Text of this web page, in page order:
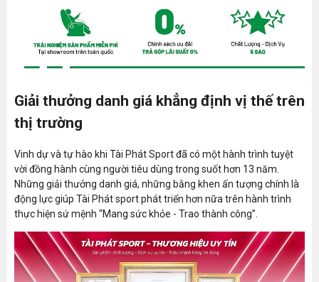
Sách hướng dẫn sử
Bản mềm
Thương hiệu Fujikashi
Xuất xứ China
Giải thưởng danh giá khẳng định vị thế trên
thị trường
Vinh dự và tự hào khi Tài Phát Sport đã có một hành trình tuyệt
vời đồng hành cùng người tiêu dùng trong suốt hơn 13 năm.
Những giải thưởng danh giá, những bằng khen ấn tượng chính là
động lực giúp Tài Phát sport phát triển hơn nữa trên hành trình
thực hiện sứ mệnh “Mang sức khỏe - Trao thành công”.